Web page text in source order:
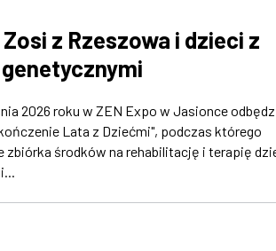
z Rzeszowa i dzieci z
2026 roku w ZEN Expo w Jasionce
Lata z Dziećmi", podczas którego
zbiórka środków na rehabilitację i terapię